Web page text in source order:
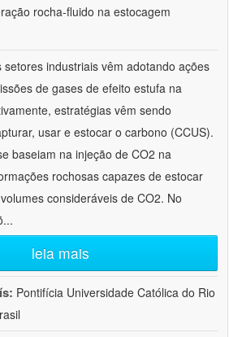
rocha-fluido na estocagem
setores industriais vêm adotando ações
de gases de efeito estufa na
estratégias vêm sendo
usar e estocar o carbono (CCUS).
baseiam na injeção de CO2 na
rochosas capazes de estocar
consideráveis de CO2. No
...
leia mais
Pontifícia Universidade Católica do Rio